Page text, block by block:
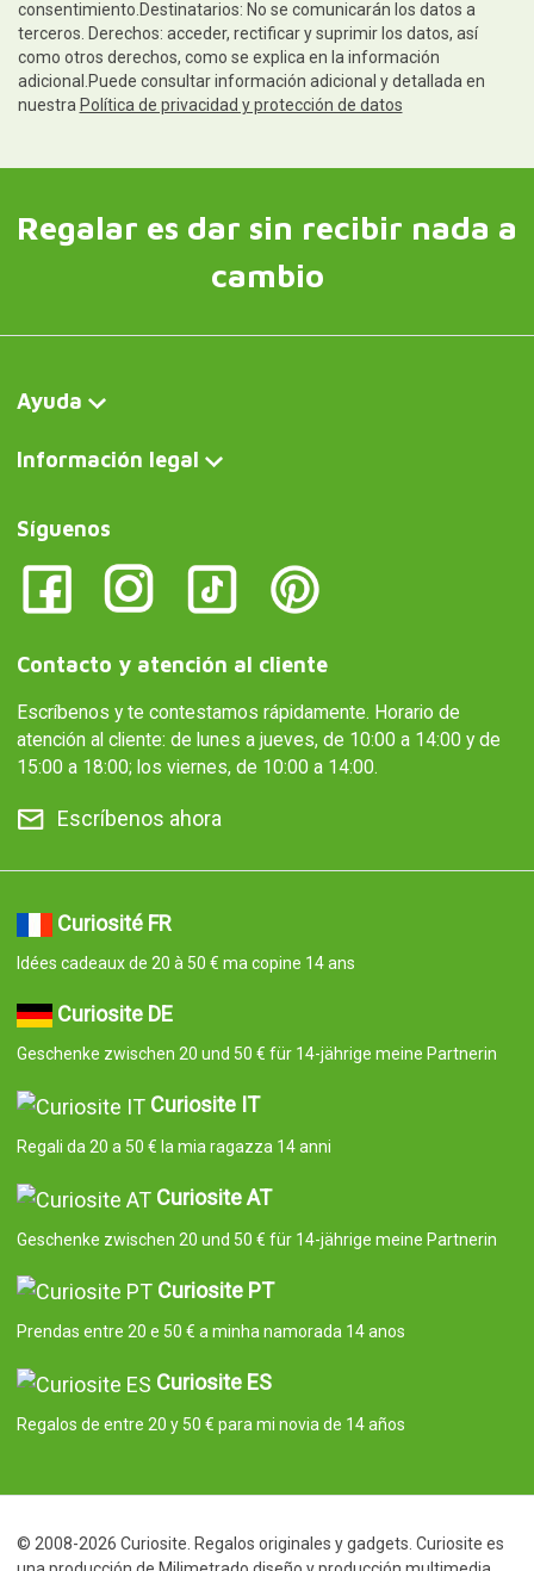
consentimiento.Destinatarios: No se comunicarán los datos a
terceros. Derechos: acceder, rectificar y suprimir los datos, así
como otros derechos, como se explica en la información
adicional.Puede consultar información adicional y detallada en
nuestra Política de privacidad y protección de datos
Regalar es dar sin recibir nada a
cambio
Ayuda
Información legal
Síguenos
Contacto y atención al cliente
Escríbenos y te contestamos rápidamente. Horario de
atención al cliente: de lunes a jueves, de 10:00 a 14:00 y de
15:00 a 18:00; los viernes, de 10:00 a 14:00.
Escríbenos ahora
Curiosité FR
Idées cadeaux de 20 à 50 € ma copine 14 ans
Curiosite DE
Geschenke zwischen 20 und 50 € für 14-jährige meine Partnerin
Curiosite IT
Regali da 20 a 50 € la mia ragazza 14 anni
Curiosite AT
Geschenke zwischen 20 und 50 € für 14-jährige meine Partnerin
Curiosite PT
Prendas entre 20 e 50 € a minha namorada 14 anos
Curiosite ES
Regalos de entre 20 y 50 € para mi novia de 14 años
© 2008-2026 Curiosite. Regalos originales y gadgets. Curiosite es